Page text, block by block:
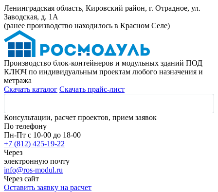
Ленинградская область, Кировский район, г. Отрадное, ул.
Заводская, д. 1А
(ранее производство находилось в Красном Селе)
Производство блок-контейнеров и модульных зданий ПОД
КЛЮЧ по индивидуальным проектам любого назначения и
метража
Скачать каталог Скачать прайс-лист
Консультации, расчет проектов, прием заявок
По телефону
Пн-Пт с 10-00 до 18-00
+7 (812) 425-19-22
Через
электронную почту
info@ros-modul.ru
Через сайт
Оставить заявку на расчет